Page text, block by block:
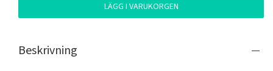
LÄGG I VARUKORGEN
Beskrivning